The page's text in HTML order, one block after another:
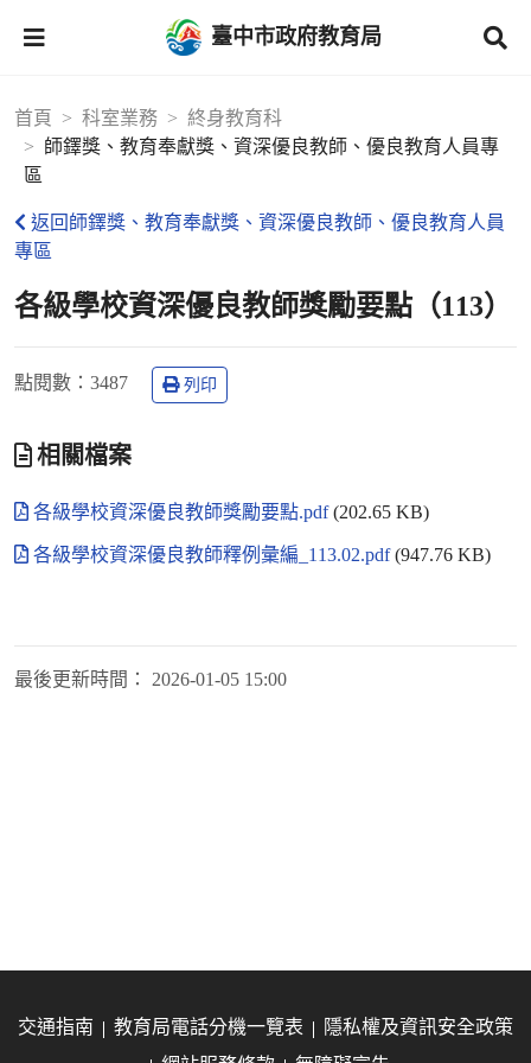
臺中市政府教育局
首頁 科室業務
終身教育科
師鐸獎、教育奉獻獎、資深優良教師、優良教育人員專
區
返回師鐸獎、教育奉獻獎、資深優良教師、優良教育人員
專區
各級學校資深優良教師獎勵要點（113）
點閱數 ：3487 列印
相關檔案
各級學校資深優良教師獎勵要點.pdf(202.65 KB)
各級學校資深優良教師釋例彙編_113.02.pdf(947.76 KB)
最後更新時間： 2026-01-05 15:00
交通指南 教育局電話分機一覽表
隱私權及資訊安全政策